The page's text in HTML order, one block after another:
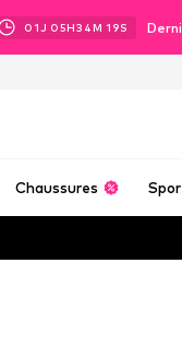
01J 05H34M 19S
Chaussures